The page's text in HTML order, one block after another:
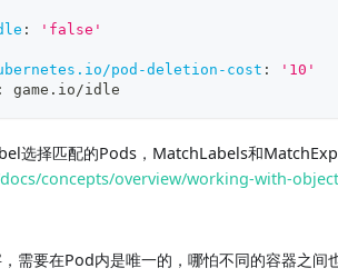
:
'false'
pod-deletion-cost :
'10'
: game.io/idle
选择匹配的Pods，MatchLabels和
concepts/overview/working-with-
需要在Pod内是唯一的，哪怕不同的容器之间